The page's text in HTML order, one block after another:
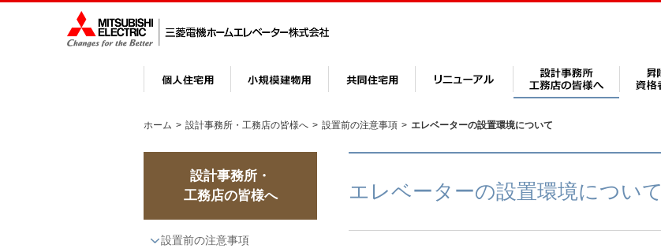
ホーム > 設計事務所・工務店の皆様へ > 設置前の注意事項 > エレベーターの設置環境について
設計事務所・
工務店の皆様へ
設置前の注意事項
エレベーターの設置環境について